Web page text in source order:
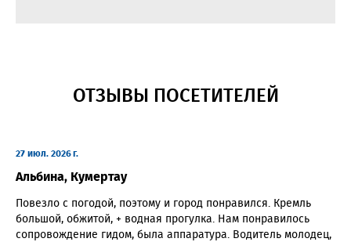
ОТЗЫВЫ ПОСЕТИТЕЛЕЙ
27 июл. 2026 г.
Альбина, Кумертау
Повезло с погодой, поэтому и город понравился. Кремль
большой, обжитой, + водная прогулка. Нам понравилось
сопровождение гидом, была аппаратура. Водитель молодец,